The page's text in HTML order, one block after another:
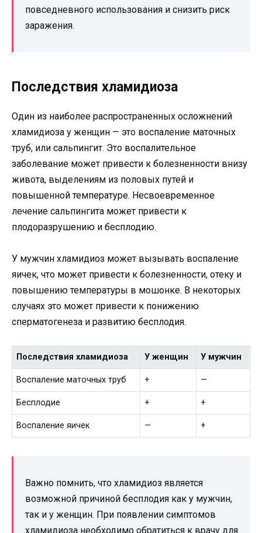
повседневного использования и снизить риск
заражения.
Последствия хламидиоза
Один из наиболее распространенных осложнений
хламидиоза у женщин — это воспаление маточных
труб, или сальпингит. Это воспалительное
заболевание может привести к болезненности внизу
живота, выделениям из половых путей и
повышенной температуре. Несвоевременное
лечение сальпингита может привести к
плодоразрушению и бесплодию.
У мужчин хламидиоз может вызывать воспаление
яичек, что может привести к болезненности, отеку и
повышению температуры в мошонке. В некоторых
случаях это может привести к понижению
сперматогенеза и развитию бесплодия.
Последствия хламидиоза У женщин У мужчин
Воспаление маточных труб + —
Бесплодие + +
Воспаление яичек — +
Важно помнить, что хламидиоз является
возможной причиной бесплодия как у мужчин,
так и у женщин. При появлении симптомов
хламидиоза необходимо обратиться к врачу для